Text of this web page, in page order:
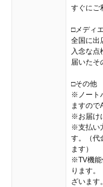
すぐにご
□メディ
全国に出
入念な点
届いたそ
□その他
※ノート
ますので
※お届け
※支払い
す。（代
ます）
※TV機能
ります。
ざいます